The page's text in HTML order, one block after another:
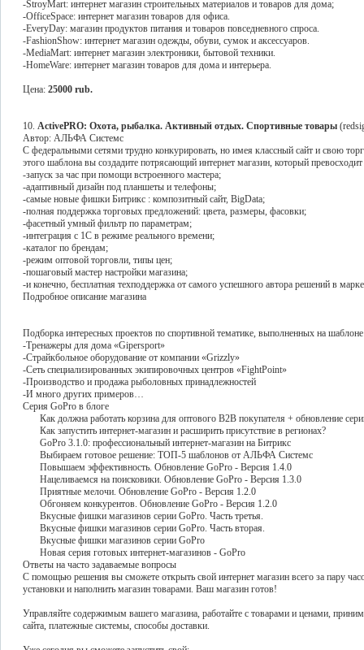
-StroyMart: интернет магазин строительных материалов и товаров для дома;
-OfficeSpace: интернет магазин товаров для офиса.
-EveryDay: магазин продуктов питания и товаров повседневного спроса.
-FashionShow: интернет магазин одежды, обуви, сумок и аксессуаров.
-MediaMart: интернет магазин электроники, бытовой техники.
-HomeWare: интернет магазин товаров для дома и интерьера.
Цена: 25000 rub.
10. ActivePRO: Охота, рыбалка. Активный отдых. Спортивные товары
Автор: АЛЬФА Системс
С федеральными сетями трудно конкурировать, но имея классный сайт и свою
этого шаблона вы создадите потрясающий интернет магазин, который
-запуск за час при помощи встроенного мастера;
-адаптивный дизайн под планшеты и телефоны;
-самые новые фишки Битрикс : композитный сайт, BigData;
-полная поддержка торговых предложений: цвета, размеры, фасовки;
-фасетный умный фильтр по параметрам;
-интеграция с 1С в режиме реального времени;
-каталог по брендам;
-режим оптовой торговли, типы цен;
-пошаговый мастер настройки магазина;
-и конечно, бесплатная техподдержка от самого успешного автора решений в
Подробное описание магазина
Подборка интересных проектов по спортивной тематике, выполненных на
-Тренажеры для дома «Gipersport»
-Страйкбольное оборудование от компании «Grizzly»
-Сеть специализированных экипировочных центров «FightPoint»
-Производство и продажа рыболовных принадлежностей
-И много других примеров…
Серия GoPro в блоге
Как должна работать корзина для оптового B2B покупателя + обновление
Как запустить интернет-магазин и расширить присутствие в регионах?
GoPro 3.1.0: профессиональный интернет-магазин на Битрикс
Выбираем готовое решение: ТОП-5 шаблонов от АЛЬФА Системс
Повышаем эффективность. Обновление GoPro - Версия 1.4.0
Нацеливаемся на поисковики. Обновление GoPro - Версия 1.3.0
Приятные мелочи. Обновление GoPro - Версия 1.2.0
Обгоняем конкурентов. Обновление GoPro - Версия 1.2.0
Вкусные фишки магазинов серии GoPro. Часть третья.
Вкусные фишки магазинов серии GoPro. Часть вторая.
Вкусные фишки магазинов серии GoPro
Новая серия готовых интернет-магазинов - GoPro
Ответы на часто задаваемые вопросы
С помощью решения вы сможете открыть свой интернет магазин всего за пару
установки и наполнить магазин товарами. Ваш магазин готов!
Управляйте содержимым вашего магазина, работайте с товарами и ценами,
сайта, платежные системы, способы доставки.